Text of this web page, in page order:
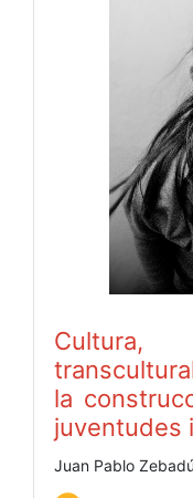
la
juventudes
Juan Pablo